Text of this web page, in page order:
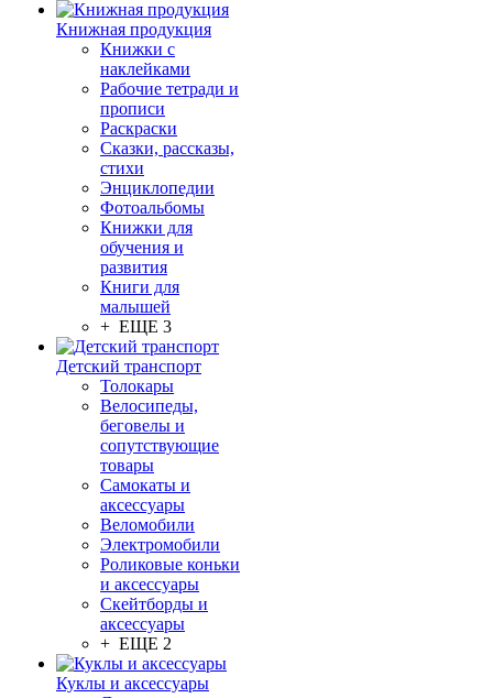
Книжная продукция
Книжки с
наклейками
Рабочие тетради и
прописи
Раскраски
Сказки, рассказы,
стихи
Энциклопедии
Фотоальбомы
Книжки для
обучения и
развития
Книги для
малышей
+ ЕЩЕ 3
Детский транспорт
Толокары
Велосипеды,
беговелы и
сопутствующие
товары
Самокаты и
аксессуары
Веломобили
Электромобили
Роликовые коньки
и аксессуары
Скейтборды и
аксессуары
+ ЕЩЕ 2
Куклы и аксессуары